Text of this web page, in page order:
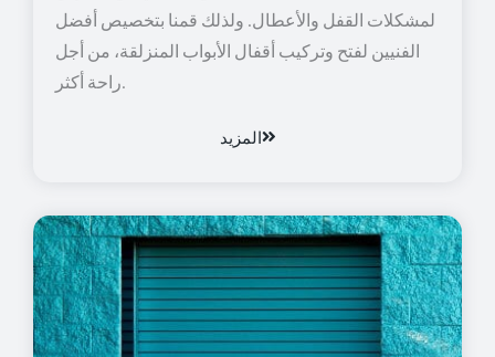
لمشكلات القفل والأعطال. ولذلك قمنا بتخصيص أفضل
الفنيين لفتح وتركيب أقفال الأبواب المنزلقة، من أجل
راحة أكثر.
المزيد